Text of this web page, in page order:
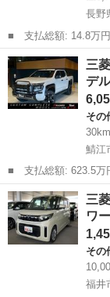
長野
■ 支払総額: 14.8万円 ■ 車両本体価格： 138,000 円 ■ メーカー
名： 三菱 ■ 車種名
ールド ノーマルタ
ト セキュリテ...
長野 長野市
三
デ
その
30km
鯖江
■ 支払総額: 623.5万円 ■ 車両本体価格： 6,055,000 円 ■ メーカ
ー名： 三菱 ■ 車
新車コンプリートモ
０インチ...
福井 鯖江市
三
ワ
その
福井